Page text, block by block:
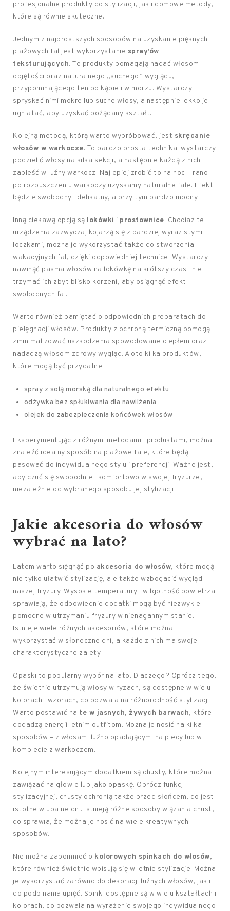
profesjonalne produkty do stylizacji, jak i domowe metody,
które są równie skuteczne.
Jednym z najprostszych sposobów na uzyskanie pięknych
plażowych fal jest wykorzystanie spray’ów
teksturujących. Te produkty pomagają nadać włosom
objętości oraz naturalnego „suchego” wyglądu,
przypominającego ten po kąpieli w morzu. Wystarczy
spryskać nimi mokre lub suche włosy, a następnie lekko je
ugniatać, aby uzyskać pożądany kształt.
Kolejną metodą, którą warto wypróbować, jest skręcanie
włosów w warkocze. To bardzo prosta technika: wystarczy
podzielić włosy na kilka sekcji, a następnie każdą z nich
zapleść w luźny warkocz. Najlepiej zrobić to na noc – rano
po rozpuszczeniu warkoczy uzyskamy naturalne fale. Efekt
będzie swobodny i delikatny, a przy tym bardzo modny.
Inną ciekawą opcją są lokówki i prostownice. Chociaż te
urządzenia zazwyczaj kojarzą się z bardziej wyrazistymi
loczkami, można je wykorzystać także do stworzenia
wakacyjnych fal, dzięki odpowiedniej technice. Wystarczy
nawinąć pasma włosów na lokówkę na krótszy czas i nie
trzymać ich zbyt blisko korzeni, aby osiągnąć efekt
swobodnych fal.
Warto również pamiętać o odpowiednich preparatach do
pielęgnacji włosów. Produkty z ochroną termiczną pomogą
zminimalizować uszkodzenia spowodowane ciepłem oraz
nadadzą włosom zdrowy wygląd. A oto kilka produktów,
które mogą być przydatne:
spray z solą morską dla naturalnego efektu
odżywka bez spłukiwania dla nawilżenia
olejek do zabezpieczenia końcówek włosów
Eksperymentując z różnymi metodami i produktami, można
znaleźć idealny sposób na plażowe fale, które będą
pasować do indywidualnego stylu i preferencji. Ważne jest,
aby czuć się swobodnie i komfortowo w swojej fryzurze,
niezależnie od wybranego sposobu jej stylizacji.
Jakie akcesoria do włosów
wybrać na lato?
Latem warto sięgnąć po akcesoria do włosów, które mogą
nie tylko ułatwić stylizację, ale także wzbogacić wygląd
naszej fryzury. Wysokie temperatury i wilgotność powietrza
sprawiają, że odpowiednie dodatki mogą być niezwykle
pomocne w utrzymaniu fryzury w nienagannym stanie.
Istnieje wiele różnych akcesoriów, które można
wykorzystać w słoneczne dni, a każde z nich ma swoje
charakterystyczne zalety.
Opaski to popularny wybór na lato. Dlaczego? Oprócz tego,
że świetnie utrzymują włosy w ryzach, są dostępne w wielu
kolorach i wzorach, co pozwala na różnorodność stylizacji.
Warto postawić na te w jasnych, żywych barwach, które
dodadzą energii letnim outfitom. Można je nosić na kilka
sposobów – z włosami luźno opadającymi na plecy lub w
komplecie z warkoczem.
Kolejnym interesującym dodatkiem są chusty, które można
zawiązać na głowie lub jako opaskę. Oprócz funkcji
stylizacyjnej, chusty ochronią także przed słońcem, co jest
istotne w upalne dni. Istnieją różne sposoby wiązania chust,
co sprawia, że można je nosić na wiele kreatywnych
sposobów.
Nie można zapomnieć o kolorowych spinkach do włosów,
które również świetnie wpisują się w letnie stylizacje. Można
je wykorzystać zarówno do dekoracji luźnych włosów, jak i
do podpinania upięć. Spinki dostępne są w wielu kształtach i
kolorach, co pozwala na wyrażenie swojego indywidualnego